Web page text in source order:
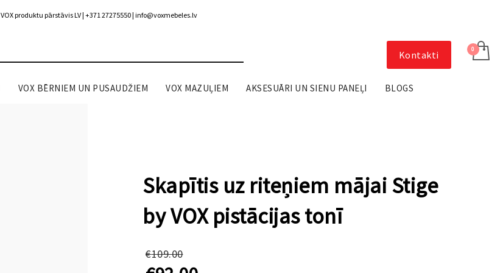
VOX produktu pārstāvis LV | +371 27275550 | info@voxmebeles.lv
Kontakti
VOX BĒRNIEM UN PUSAUDŽIEM VOX MAZUĻIEM AKSESUĀRI UN SIENU PANEĻI BLOGS
Skapītis uz riteņiem mājai Stige
by VOX pistācijas tonī
€109.00
price